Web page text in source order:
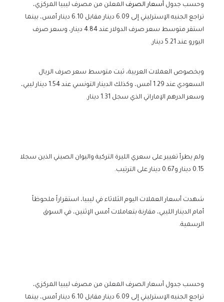
وحسب جدول أسعار الصرف المعلن من مصرف ليبيا المركزي،
تراجع الجنيه الإسترليني إلى 6.09 دينار مقابل 6.10 دينار أمس، بينما
استقر متوسط سعر صرف الدولار عند 4.84 دينار، وسعر صرف
اليورو عند 5.21 دينار.
وبخصوص العملات العربية، ثبت متوسط سعر صرف الريال
السعودي عند 1.29 أمس، وكذلك الدينار التونسي عند 1.54 دينار ليبي،
وسعر الدرهم الإماراتي الذي سجل 1.31 دينار.
ولم يطرأ تغيير على سعري الليرة التركية واليوان الصيني الذين سجلا
0.15 دينار و0.67 دينار على الترتيب.
شهدت أسعار العملات اليوم الثلاثاء في ليبيا، استقراراً ملحوظاً
أمام الدينار الليبي، مقارنة بتعاملات أمس الإثنين، في السوق
الرسمية.
وحسب جدول أسعار الصرف المعلن من مصرف ليبيا المركزي،
تراجع الجنيه الإسترليني إلى 6.09 دينار مقابل 6.10 دينار أمس، بينما